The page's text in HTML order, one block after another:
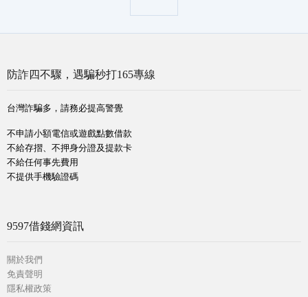
防詐四不驟，遇騙秒打165專線
台灣詐騙多，請務必提高警覺
不申請小額電信或遊戲點數借款
不給存摺、不押身分證及提款卡
不給任何事先費用
不提供手機驗證碼
9597借錢網資訊
關於我們
免責聲明
隱私權政策